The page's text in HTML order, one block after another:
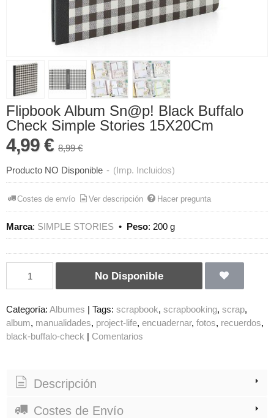
Flipbook Album Sn@p! Black Buffalo
Check Simple Stories 15X20Cm
4,99 € 8,99 €
Producto NO Disponible - (Imp. Incluidos)
Costes de envío Ver descripción Hacer pregunta
Marca: SIMPLE STORIES • Peso: 200 g
No Disponible
Categoría: Albumes | Tags: scrapbook scrapbooking scrap
album manualidades project-life encuadernar fotos recuerdos
black-buffalo-check | Comentarios
Descripción
Costes de Envío